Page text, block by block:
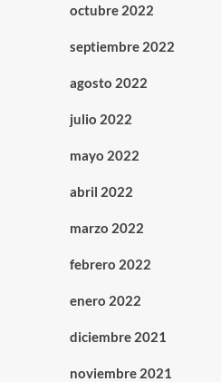
octubre 2022
septiembre 2022
agosto 2022
julio 2022
mayo 2022
abril 2022
marzo 2022
febrero 2022
enero 2022
diciembre 2021
noviembre 2021